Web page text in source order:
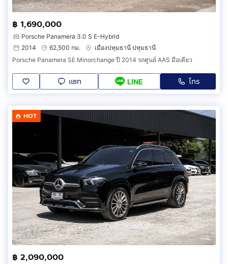
฿ 1,690,000
Porsche Panamera 3.0 S E-Hybrid
2014
62,500 กม.
เมืองปทุมธานี ปทุมธานี
Porsche Panamera SE Minorchange ปี 2014 รถศูนย์ AAS มือเดียว
แชท LINE โทร
HOT
฿ 2,090,000